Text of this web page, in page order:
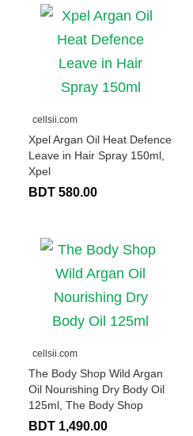
cellsii.com
Xpel Argan Oil Heat Defence
Leave in Hair Spray 150ml,
Xpel
BDT 580.00
cellsii.com
The Body Shop Wild Argan
Oil Nourishing Dry Body Oil
125ml, The Body Shop
BDT 1,490.00